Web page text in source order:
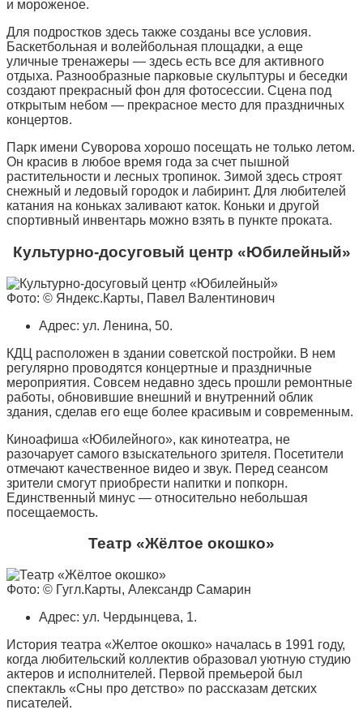
и мороженое.
Для подростков здесь также созданы все условия.
Баскетбольная и волейбольная площадки, а еще
уличные тренажеры — здесь есть все для активного
отдыха. Разнообразные парковые скульптуры и беседки
создают прекрасный фон для фотосессии. Сцена под
открытым небом — прекрасное место для праздничных
концертов.
Парк имени Суворова хорошо посещать не только летом.
Он красив в любое время года за счет пышной
растительности и лесных тропинок. Зимой здесь строят
снежный и ледовый городок и лабиринт. Для любителей
катания на коньках заливают каток. Коньки и другой
спортивный инвентарь можно взять в пункте проката.
Культурно-досуговый центр «Юбилейный»
Фото: © Яндекс.Карты, Павел Валентинович
Адрес: ул. Ленина, 50.
КДЦ расположен в здании советской постройки. В нем
регулярно проводятся концертные и праздничные
мероприятия. Совсем недавно здесь прошли ремонтные
работы, обновившие внешний и внутренний облик
здания, сделав его еще более красивым и современным.
Киноафиша «Юбилейного», как кинотеатра, не
разочарует самого взыскательного зрителя. Посетители
отмечают качественное видео и звук. Перед сеансом
зрители смогут приобрести напитки и попкорн.
Единственный минус — относительно небольшая
посещаемость.
Театр «Жёлтое окошко»
Фото: © Гугл.Карты, Александр Самарин
Адрес: ул. Чердынцева, 1.
История театра «Желтое окошко» началась в 1991 году,
когда любительский коллектив образовал уютную студию
актеров и исполнителей. Первой премьерой был
спектакль «Сны про детство» по рассказам детских
писателей.